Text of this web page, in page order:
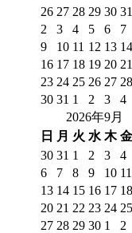
26 27 28 29 30 31
2
3 4 5 6 7
9
10 11 12 13 14
16 17 18 19 20 21
23 24 25 26 27 28
30 31 1 2 3 4
2026年9月
日
月 火 水 木 金
30 31 1 2 3 4
6
7 8 9 10 11
13 14 15 16 17 18
20 21 22 23 24 25
27 28 29 30 1 2